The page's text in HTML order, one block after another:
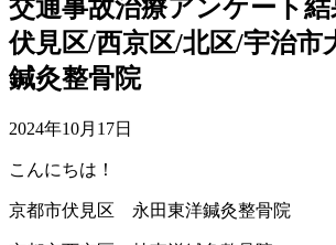
交通事故治療アンケート
伏見区/西京区/北区/宇治
鍼灸整骨院
2024年10月17日
こんにちは！
京都市伏見区 永田東洋鍼灸整骨院